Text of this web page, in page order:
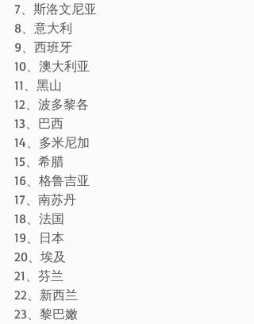
7、斯洛文尼亚
8、意大利
9、西班牙
10、澳大利亚
11、黑山
12、波多黎各
13、巴西
14、多米尼加
15、希腊
16、格鲁吉亚
17、南苏丹
18、法国
19、日本
20、埃及
21、芬兰
22、新西兰
23、黎巴嫩